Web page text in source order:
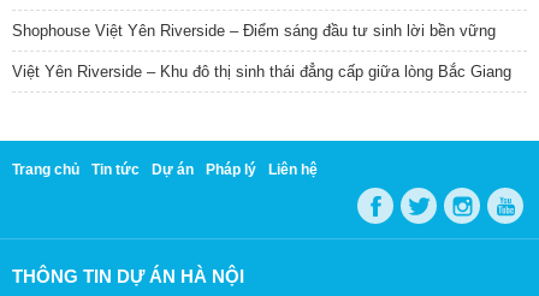
Shophouse Việt Yên Riverside – Điểm sáng đầu tư sinh lời bền vững
Việt Yên Riverside – Khu đô thị sinh thái đẳng cấp giữa lòng Bắc Giang
Trang chủ Tin tức Dự án Pháp lý Liên hệ
THÔNG TIN DỰ ÁN HÀ NỘI